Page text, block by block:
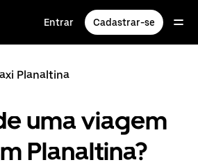
Entrar Cadastrar-se
Planaltina
uma viagem
Planaltina?